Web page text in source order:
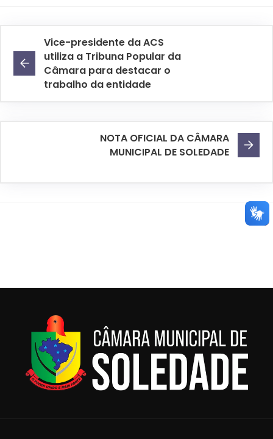
Vice-presidente da ACS
utiliza a Tribuna Popular da
Câmara para destacar o
trabalho da entidade
NOTA OFICIAL DA CÂMARA
MUNICIPAL DE SOLEDADE